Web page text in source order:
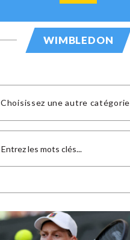
WIMBLEDON
Choisissez une autre catégorie